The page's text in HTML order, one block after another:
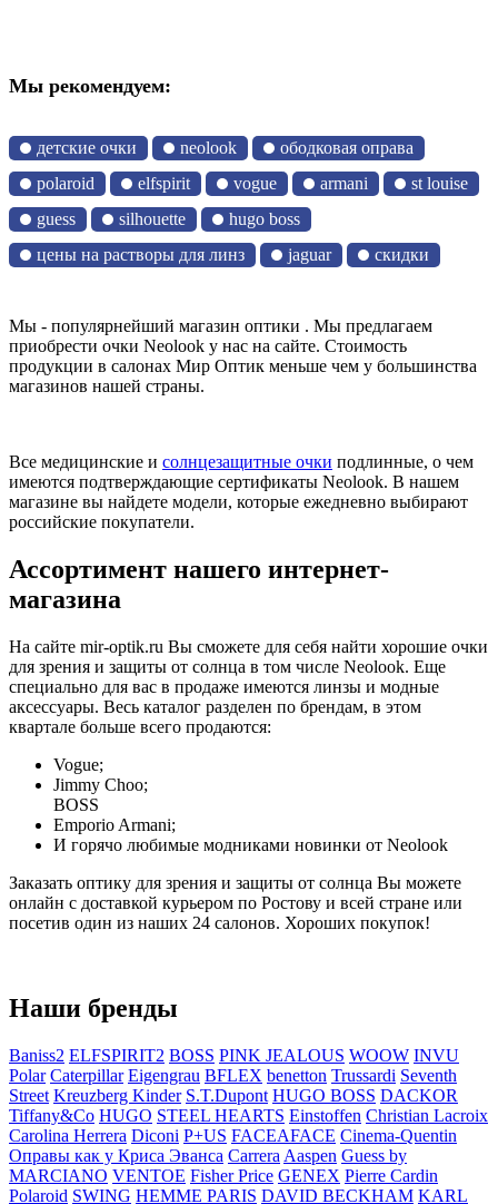
Мы рекомендуем:
детские очки neolook
ободковая оправа
polaroid
elfspirit vogue armani
st louise
guess
silhouette
hugo boss
цены на растворы для линз
jaguar скидки
Мы - популярнейший магазин оптики . Мы предлагаем
приобрести очки Neolook у нас на сайте. Стоимость
продукции в салонах Мир Оптик меньше чем у большинства
магазинов нашей страны.
Все медицинские и солнцезащитные очки подлинные, о чем
имеются подтверждающие сертификаты Neolook. В нашем
магазине вы найдете модели, которые ежедневно выбирают
российские покупатели.
Ассортимент нашего интернет-
магазина
На сайте mir-optik.ru Вы сможете для себя найти хорошие очки
для зрения и защиты от солнца в том числе Neolook. Еще
специально для вас в продаже имеются линзы и модные
аксессуары. Весь каталог разделен по брендам, в этом
квартале больше всего продаются:
Vogue;
Jimmy Choo;
BOSS
Emporio Armani;
И горячо любимые модниками новинки от Neolook
Заказать оптику для зрения и защиты от солнца Вы можете
онлайн с доставкой курьером по Ростову и всей стране или
посетив один из наших 24 салонов. Хороших покупок!
Наши бренды
Baniss2 ELFSPIRIT2 BOSS PINK JEALOUS WOOW INVU
Polar Caterpillar Eigengrau BFLEX benetton Trussardi Seventh
Street Kreuzberg Kinder S.T.Dupont HUGO BOSS DACKOR
Tiffany&Co HUGO STEEL HEARTS Einstoffen Christian Lacroix
Carolina Herrera Diconi P+US FACEAFACE Cinema-Quentin
Оправы как у Криса Эванса Carrera Aaspen Guess by
MARCIANO VENTOE Fisher Price GENEX Pierre Cardin
Polaroid SWING HEMME PARIS DAVID BECKHAM KARL